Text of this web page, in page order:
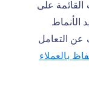
القائمة على
الأنماط
عن التعامل
بالعملاء